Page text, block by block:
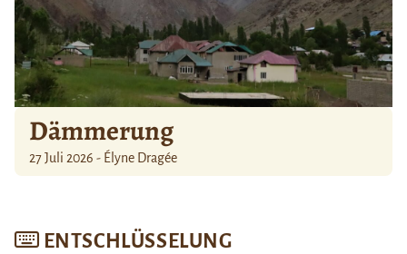
Dämmerung
27 Juli 2026 - Élyne Dragée
ENTSCHLÜSSELUNG